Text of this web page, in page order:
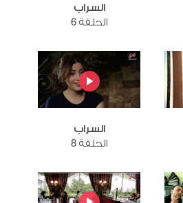
السراب
الحلقة 6
السراب
الحلقة 8